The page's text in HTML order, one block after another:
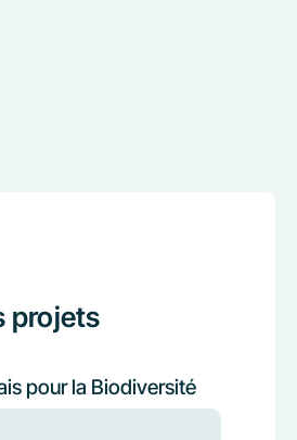
projets
pour la Biodiversité